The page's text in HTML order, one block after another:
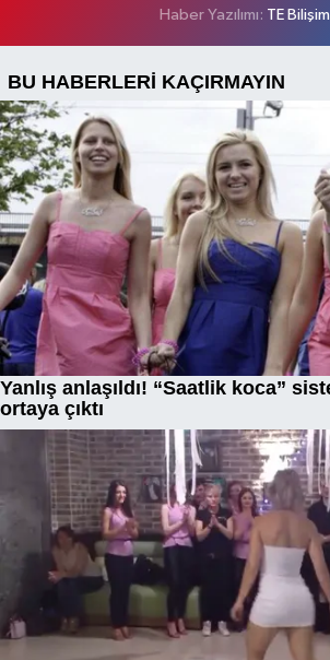
Haber Yazılımı: TE Bilişim